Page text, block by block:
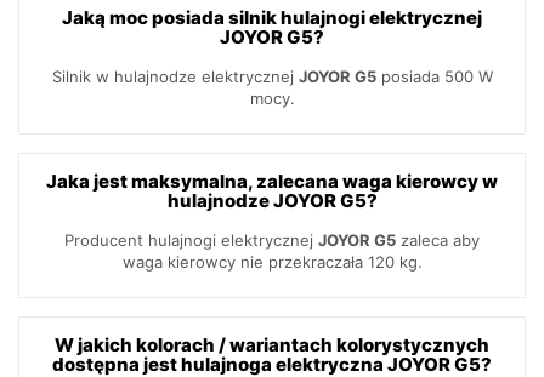
Jaką moc posiada silnik hulajnogi elektrycznej
JOYOR G5?
Silnik w hulajnodze elektrycznej JOYOR G5posiada 500 W
mocy.
Jaka jest maksymalna, zalecana waga kierowcy w
hulajnodze JOYOR G5?
Producent hulajnogi elektrycznej JOYOR G5 zaleca aby
waga kierowcy nie przekraczała 120 kg.
W jakich kolorach / wariantach kolorystycznych
dostępna jest hulajnoga elektryczna JOYOR G5?